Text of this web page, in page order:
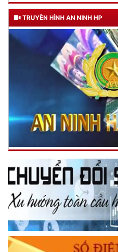
TRUYỀN HÌNH AN NINH HP